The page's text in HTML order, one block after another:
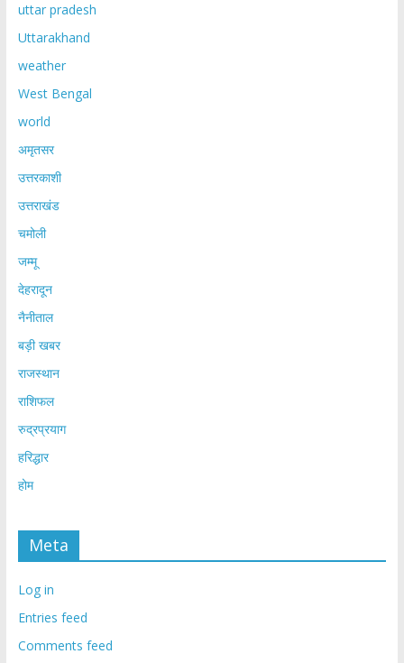
uttar pradesh
Uttarakhand
weather
West Bengal
world
अमृतसर
उत्तरकाशी
उत्तराखंड
चमोली
जम्मू
देहरादून
नैनीताल
बड़ी खबर
राजस्थान
राशिफल
रुद्रप्रयाग
हरिद्धार
होम
Meta
Log in
Entries feed
Comments feed